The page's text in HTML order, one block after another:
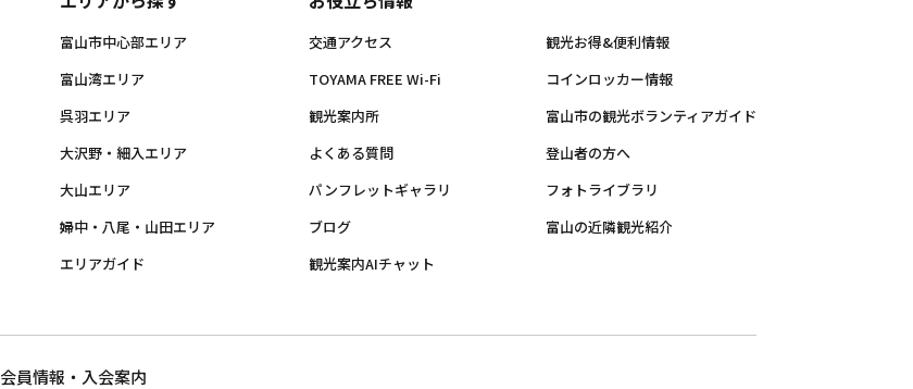
富山市中心部エリア
富山湾エリア
呉羽エリア
大沢野・細入エリア
大山エリア
婦中・八尾・山田エリア
エリアガイド
交通アクセス
観光お得&便利情報
TOYAMA FREE Wi-Fi
コインロッカー情報
観光案内所
富山市の観光ボランティアガイド
よくある質問
登山者の方へ
パンフレットギャラリ
フォトライブラリ
ブログ
富山の近隣観光紹介
観光案内AIチャット
会員情報・入会案内